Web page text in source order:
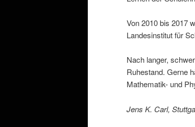
Von 2010 bis 2017
Landesinstitut für
Nach langer,
Ruhestand. Gerne
Mathematik- und
Jens K. Carl,